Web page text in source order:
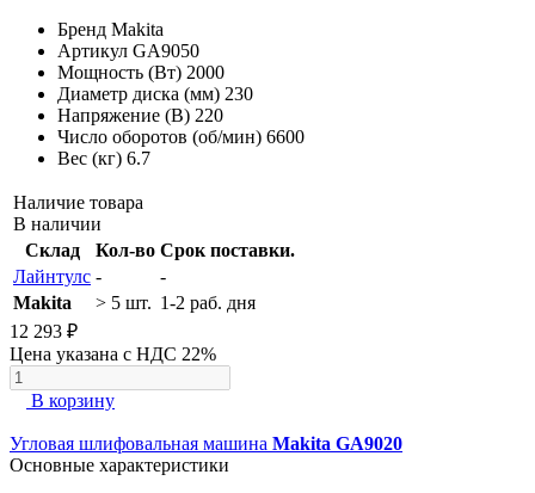
Бренд Makita
Артикул GA9050
Мощность (Вт) 2000
Диаметр диска (мм) 230
Напряжение (В) 220
Число оборотов (об/мин) 6600
Вес (кг) 6.7
Наличие товара
В наличии
Склад
Кол-во Срок поставки.
Лайнтулс -
-
Makita
> 5 шт. 1-2 раб. дня
12 293 ₽
Цена указана с НДС 22%
В корзину
Угловая шлифовальная машина Makita GA9020
Основные характеристики